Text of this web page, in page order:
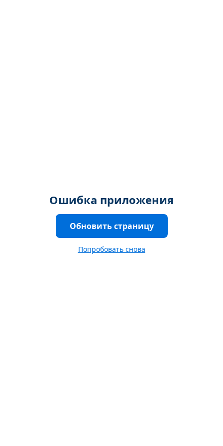
Ошибка приложения
Обновить страницу
Попробовать снова